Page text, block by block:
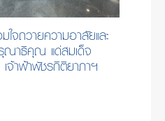
จถวายความอาลัยและ
ณาธิคุณ แด่สมเด็จ
เจ้าฟ้าพัชรกิติยาภาฯ